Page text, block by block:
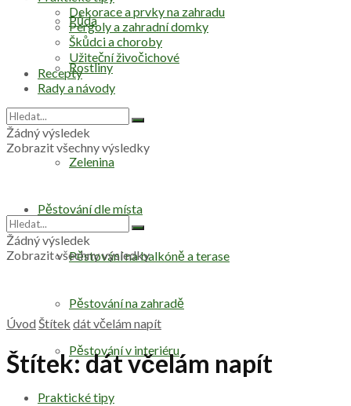
Půda
Rostliny
Zelenina
Pěstování dle místa
Pěstování na balkóně a terase
Pěstování na zahradě
Pěstování v interiéru
Praktické tipy
Dekorace a prvky na zahradu
Pergoly a zahradní domky
Škůdci a choroby
Užiteční živočichové
Recepty
Rady a návody
Žádný výsledek
Zobrazit všechny výsledky
Žádný výsledek
Zobrazit všechny výsledky
Úvod Štítek dát včelám napít
Štítek:dát včelám napít